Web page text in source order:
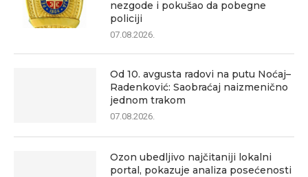
nezgode i pokušao da pobegne
policiji
07.08.2026.
Od 10. avgusta radovi na putu Noćaj–
Radenković: Saobraćaj naizmenično
jednom trakom
07.08.2026.
Ozon ubedljivo najčitaniji lokalni
portal, pokazuje analiza posećenosti